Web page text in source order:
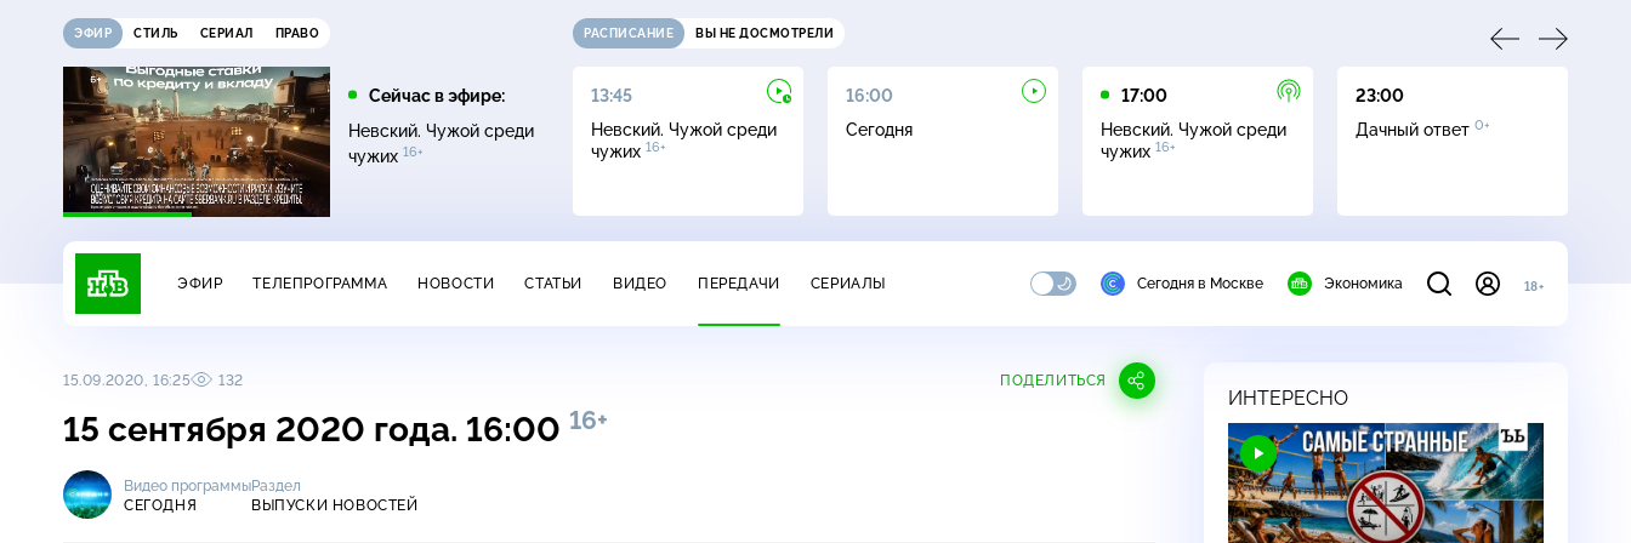
ЭФИР СТИЛЬ СЕРИАЛ ПРАВО
Сейчас в эфире:
Невский. Чужой среди
чужих 16+
РАСПИСАНИЕ ВЫ НЕ ДОСМОТРЕЛИ
12:00
Жди меня16+
13:00
Сегодня
13:45
Невский. Чужой среди
чужих 16+
16:00
Сегодня
17:00
Невский. Чужой среди
чужих 16+
23:00
Дачный ответ 0+
ЭФИР ТЕЛЕПРОГРАММА НОВОСТИ СТАТЬИ ВИДЕО ПЕРЕДАЧИ СЕРИАЛЫ Сегодня в Москве Экономика 18+
15.09.2020, 16:25 132 ПОДЕЛИТЬСЯ
15 сентября 2020 года. 16:00 16+
Видео программы
СЕГОДНЯ
Раздел
ВЫПУСКИ НОВОСТЕЙ
ИНТЕРЕСНО